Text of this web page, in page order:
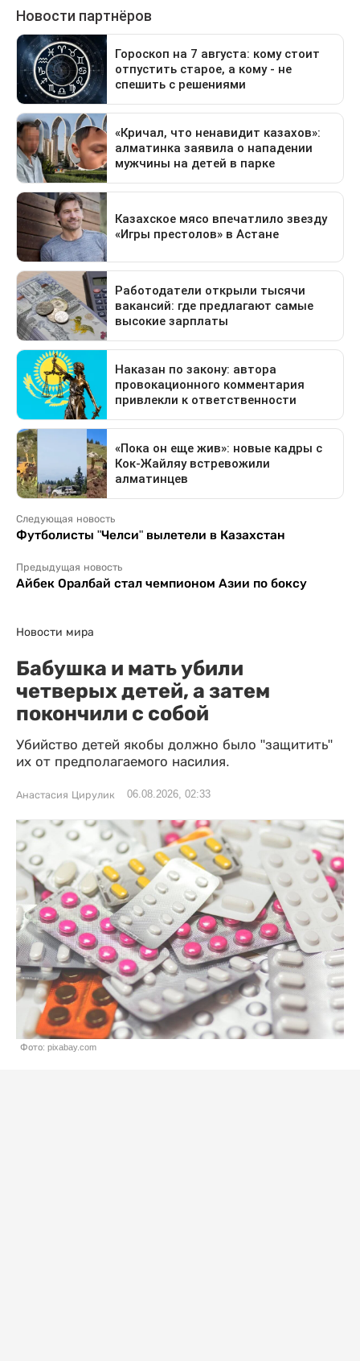
Следующая новость
Футболисты "Челси" вылетели в Казахстан
Предыдущая новость
Айбек Оралбай стал чемпионом Азии по боксу
Новости мира
Бабушка и мать убили
четверых детей, а затем
покончили с собой
Убийство детей якобы должно было "защитить"
их от предполагаемого насилия.
Анастасия Цирулик 06.08.2026, 02:33
Фото: pixabay.com